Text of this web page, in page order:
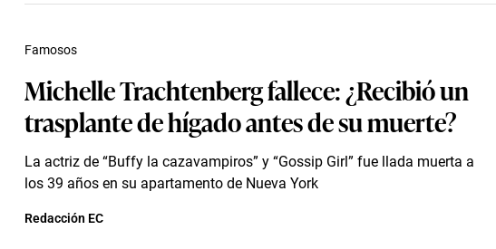
Michelle Trachtenberg fallece: ¿Recibió un
trasplante de hígado antes de su muerte?
La actriz de “Buffy la cazavampiros” y “Gossip Girl” fue llada muerta a
los 39 años en su apartamento de Nueva York
Famosos
Redacción EC